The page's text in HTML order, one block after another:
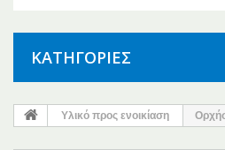
ΚΑΤΗΓΟΡΊΕΣ
Υλικό προς ενοικίαση